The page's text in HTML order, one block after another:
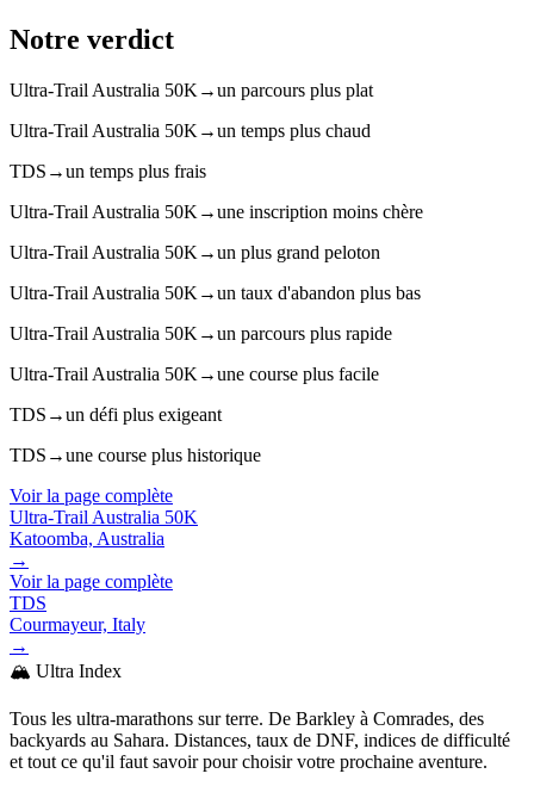
Notre verdict
Ultra-Trail Australia 50K →un parcours plus plat
Ultra-Trail Australia 50K →un temps plus chaud
TDS →un temps plus frais
Ultra-Trail Australia 50K →une inscription moins chère
Ultra-Trail Australia 50K →un plus grand peloton
Ultra-Trail Australia 50K →un taux d'abandon plus bas
Ultra-Trail Australia 50K →un parcours plus rapide
Ultra-Trail Australia 50K →une course plus facile
TDS →un défi plus exigeant
TDS →une course plus historique
Voir la page complète
Ultra-Trail Australia 50K
Katoomba, Australia
→
Voir la page complète
TDS
Courmayeur, Italy
→
🏔️ Ultra Index
Tous les ultra-marathons sur terre. De Barkley à Comrades, des
backyards au Sahara. Distances, taux de DNF, indices de difficulté
et tout ce qu'il faut savoir pour choisir votre prochaine aventure.